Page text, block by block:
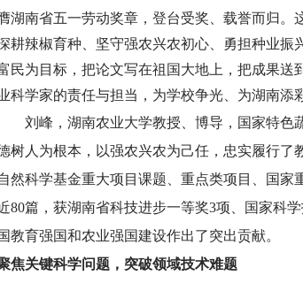
湖南省五一劳动奖章，登台受奖、载誉而归
耕辣椒育种、坚守强农兴农初心、勇担种业
民为目标，把论文写在祖国大地上，把成果
科学家的责任与担当，为学校争光、为湖南添
峰，湖南农业大学教授、博导，国家特色蔬
树人为根本，以强农兴农为己任，忠实履行
然科学基金重大项目课题、重点类项目、国家
80篇，获湖南省科技进步一等奖3项、国家科
教育强国和农业强国建设作出了突出贡献。
焦关键科学问题，突破领域技术难题